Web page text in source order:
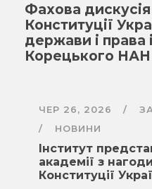
Фахова
Конституції
держави і права
Корецького НАН
ЧЕР 26, 2026
НОВИНИ
Інститут
академії з
Конституції